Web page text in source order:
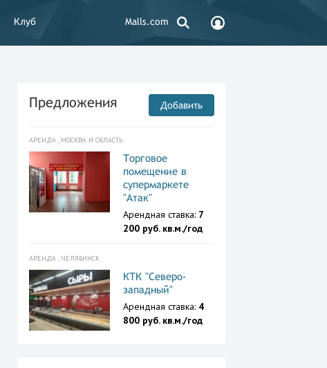
Клуб Malls.com
Предложения Добавить
АРЕНДА , МОСКВА И ОБЛАСТЬ
Торговое
помещение в
супермаркете
"Атак"
Арендная ставка: 7
200 руб. кв.м./год
АРЕНДА , ЧЕЛЯБИНСК
КТК "Северо-
западный"
Арендная ставка: 4
800 руб. кв.м./год